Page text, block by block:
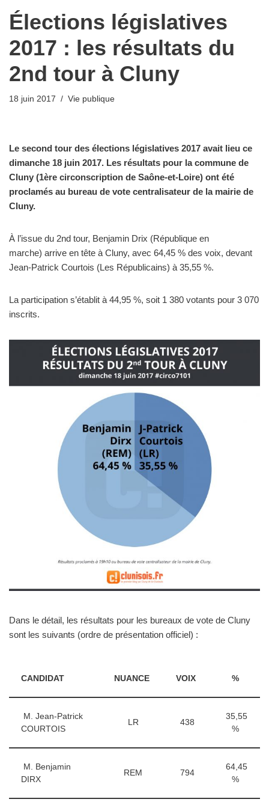
Élections législatives
2017 : les résultats du
2nd tour à Cluny
18 juin 2017 Vie publique
Le second tour des élections législatives 2017 avait lieu ce
dimanche 18 juin 2017. Les résultats pour la commune de
Cluny (1ère circonscription de Saône-et-Loire) ont été
proclamés au bureau de vote centralisateur de la mairie de
Cluny.
À l’issue du 2nd tour, Benjamin Drix (République en
marche) arrive en tête à Cluny, avec 64,45 % des voix, devant
Jean-Patrick Courtois (Les Républicains) à 35,55 %.
La participation s’établit à 44,95 %, soit 1 380 votants pour 3 070
inscrits.
Dans le détail, les résultats pour les bureaux de vote de Cluny
sont les suivants (ordre de présentation officiel) :
CANDIDAT NUANCE VOIX %
M. Jean-Patrick
COURTOIS
LR 438
35,55
%
M. Benjamin
DIRX
REM 794
64,45
%